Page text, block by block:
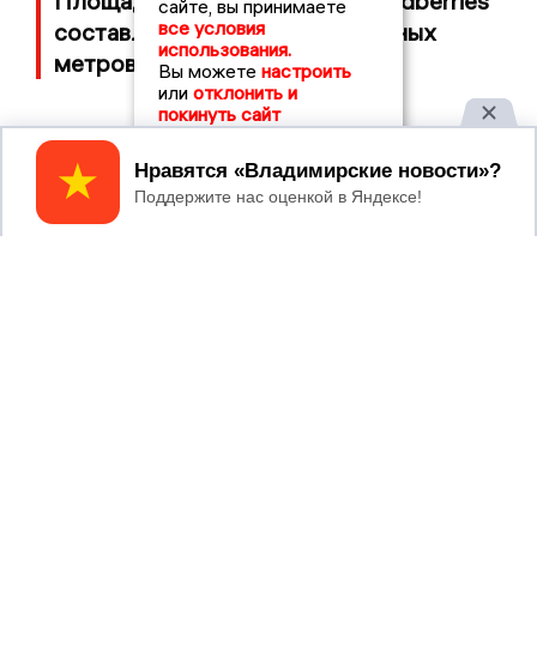
составляет 100 тысяч квадратных
метров
ВЛАДИМИРСКИЕ
сайте, вы принимаете
все условия
использования.
Вы можете настроить
или отклонить и
покинуть сайт
Принять